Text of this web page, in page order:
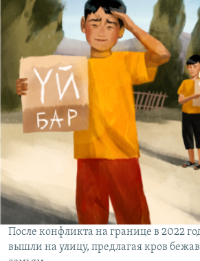
После конфликта на границе в 2022
вышли на улицу, предлагая кров